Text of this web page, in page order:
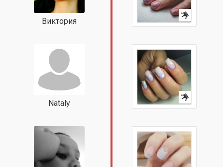
Виктория
Nataly